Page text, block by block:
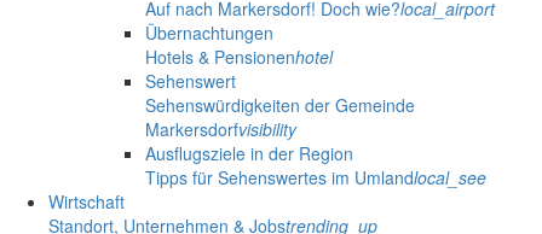
Auf nach Markersdorf! Doch wie?local_airport
Übernachtungen
Hotels & Pensionenhotel
Sehenswert
Sehenswürdigkeiten der Gemeinde
Markersdorfvisibility
Ausflugsziele in der Region
Tipps für Sehenswertes im Umlandlocal_see
Wirtschaft
Standort, Unternehmen & Jobstrending_up